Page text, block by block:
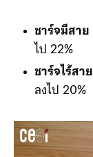
ชาร์จมีสาย
ไป 22%
ชาร์จไร้สาย
ลงไป 20%